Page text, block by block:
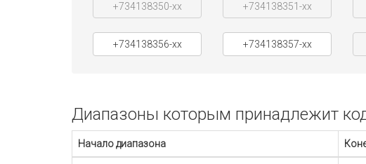
+734138350-xx +734138351-xx
+734138356-xx +734138357-xx
Диапазоны которым принадлежит
Начало диапазона